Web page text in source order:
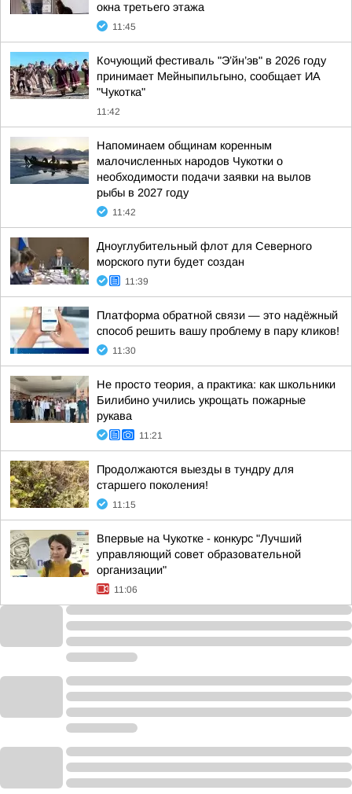
окна третьего этажа
11:45
Кочующий фестиваль "Э’йн’эв" в 2026 году
принимает Мейныпильгыно, сообщает ИА
"Чукотка"
11:42
Напоминаем общинам коренным
малочисленных народов Чукотки о
необходимости подачи заявки на вылов
рыбы в 2027 году
11:42
Дноуглубительный флот для Северного
морского пути будет создан
11:39
Платформа обратной связи — это надёжный
способ решить вашу проблему в пару кликов!
11:30
Не просто теория, а практика: как школьники
Билибино учились укрощать пожарные
рукава
11:21
Продолжаются выезды в тундру для
старшего поколения!
11:15
Впервые на Чукотке - конкурс "Лучший
управляющий совет образовательной
организации"
11:06